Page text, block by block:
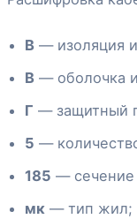
В — изоляция
В — оболочка
Г — защитный
5 —
185 —
мк — тип жил;